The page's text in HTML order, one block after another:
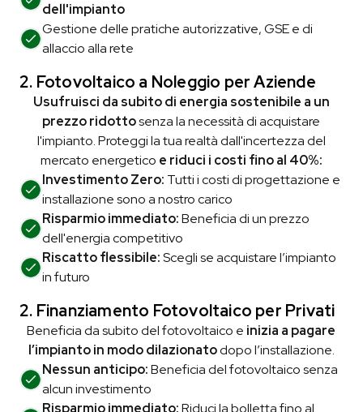
dell'impianto
Gestione delle pratiche autorizzative, GSE e di
allaccio alla rete
2. Fotovoltaico a Noleggio per Aziende
Usufruisci da subito di energia sostenibile a un
prezzo ridottosenza la necessità di acquistare
l'impianto. Proteggi la tua realtà dall'incertezza del
mercato energetico e riduci i costi fino al 40%:
Investimento Zero: Tutti i costi di progettazione e
installazione sono a nostro carico
Risparmio immediato:Beneficia di un prezzo
dell'energia competitivo
Riscatto flessibile:Scegli se acquistare l’impianto
in futuro
2. Finanziamento Fotovoltaico per Privati
Beneficia da subito del fotovoltaico e inizia a pagare
l’impianto in modo dilazionatodopo l’installazione.
Nessun anticipo:Beneficia del fotovoltaico senza
alcun investimento
Risparmio immediato:Riduci la bolletta fino al